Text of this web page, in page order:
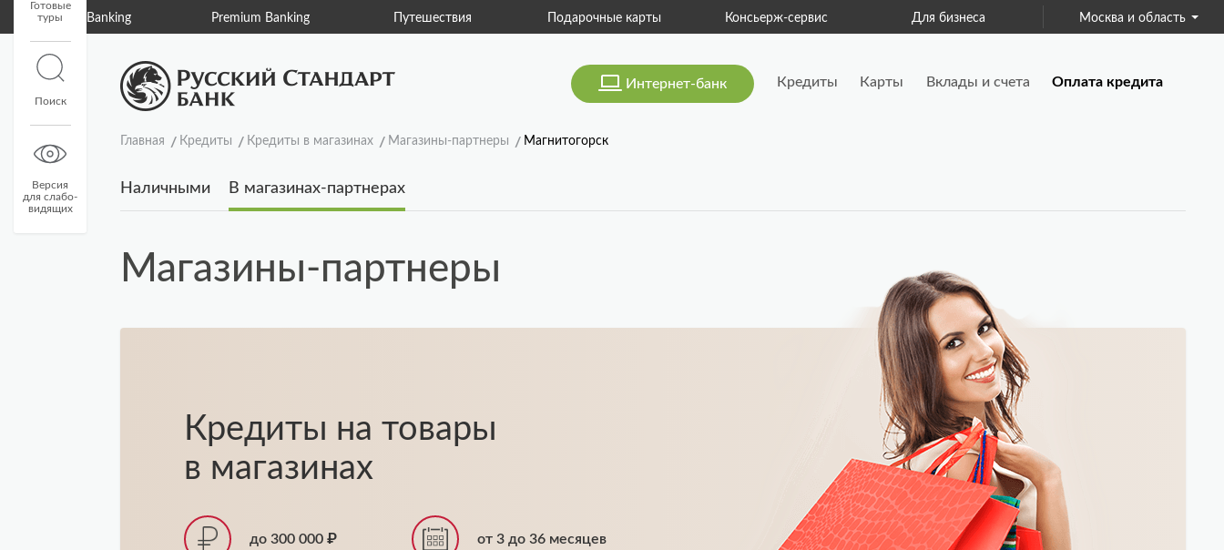
Private Banking Premium Banking Путешествия Подарочные карты Консьерж-сервис Для бизнеса Страхование
Москва и область
Готовые
туры
Поиск
Версия
для слабо-
видящих
Интернет-банк Кредиты Карты Вклады и счета Оплата кредита
Главная Кредиты Кредиты в магазинах Магазины-партнеры Магнитогорск
Наличными В магазинах-партнерах
Магазины-партнеры
Кредиты на товары
в магазинах
до 300 000 ₽ от 3 до 36 месяцев